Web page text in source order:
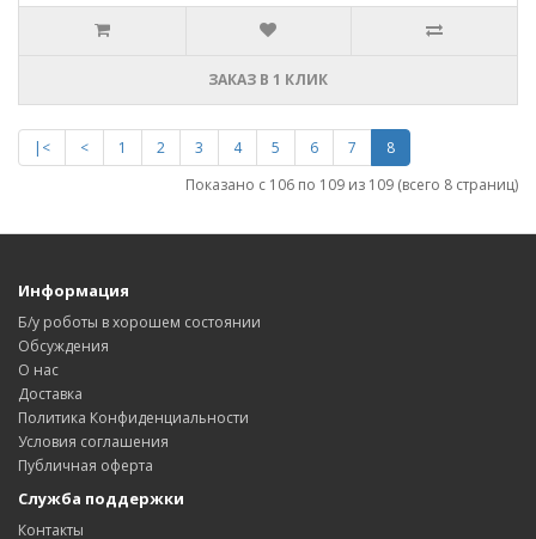
ЗАКАЗ В 1 КЛИК
|< < 1 2 3 4 5 6 7
8
Показано с 106 по 109 из 109 (всего 8 страниц)
Информация
Б/у роботы в хорошем состоянии
Обсуждения
О нас
Доставка
Политика Конфиденциальности
Условия соглашения
Публичная оферта
Служба поддержки
Контакты